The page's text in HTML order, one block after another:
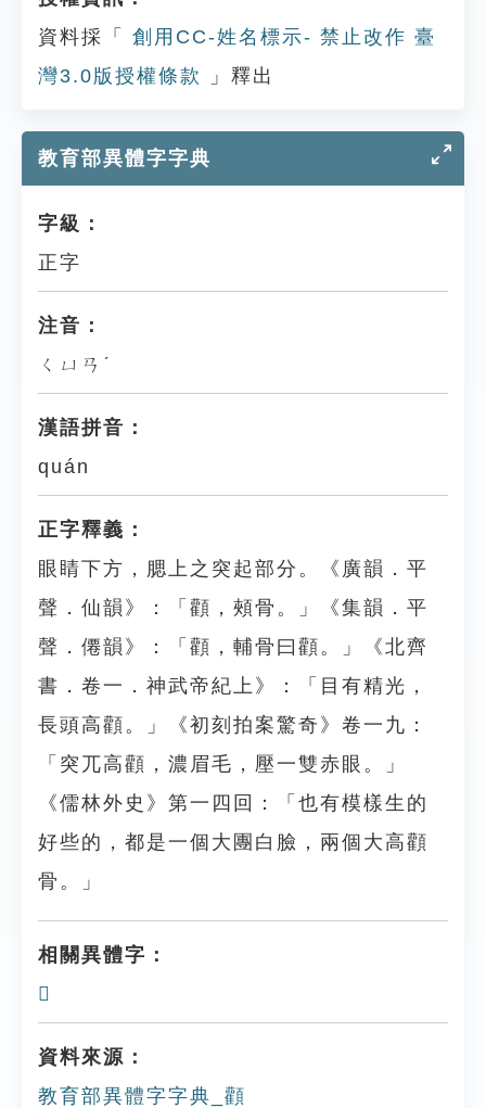
資料採「
創用CC-姓名標示- 禁止改作 臺
灣3.0版授權條款
」釋出
教育部異體字字典
字級：
正字
注音：
ㄑㄩㄢˊ
漢語拼音：
quán
正字釋義：
眼睛下方，腮上之突起部分。《廣韻．平
聲．仙韻》：「顴，頰骨。」《集韻．平
聲．僊韻》：「顴，輔骨曰顴。」《北齊
書．卷一．神武帝紀上》：「目有精光，
長頭高顴。」《初刻拍案驚奇》卷一九：
「突兀高顴，濃眉毛，壓一雙赤眼。」
《儒林外史》第一四回：「也有模樣生的
好些的，都是一個大團白臉，兩個大高顴
骨。」
相關異體字：
𩪼
資料來源：
教育部異體字字典_顴